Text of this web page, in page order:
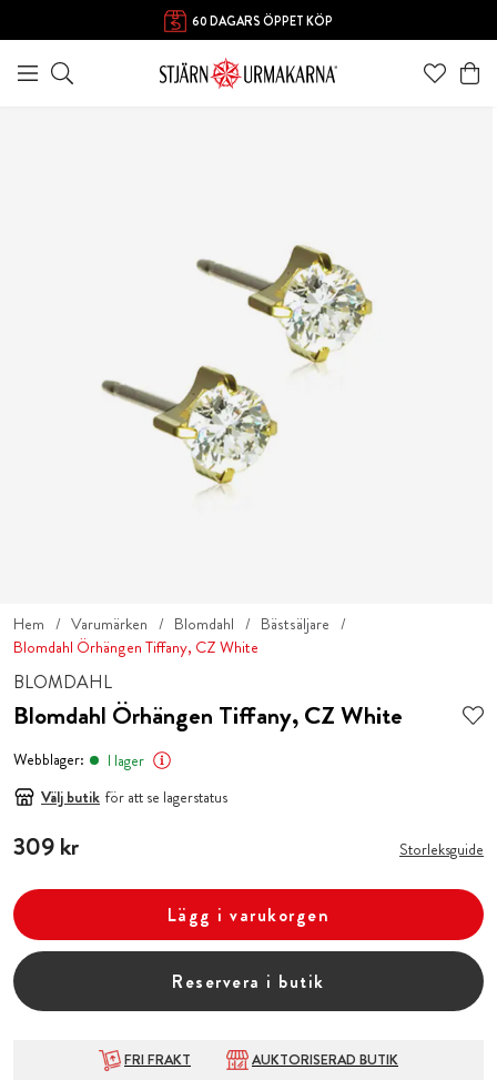
60 DAGARS ÖPPET KÖP
FRI FRAKT ÖVER 1000 KR
Hem Varumärken Blomdahl
Bästsäljare
Blomdahl Örhängen Tiffany, CZ White
BLOMDAHL
Blomdahl Örhängen Tiffany, CZ White
Webblager:
I lager
Välj butik för att se lagerstatus
Pris:309 kr
309 kr Storleksguide
Lägg i varukorgen
Reservera i butik
FRI FRAKT
AUKTORISERAD BUTIK